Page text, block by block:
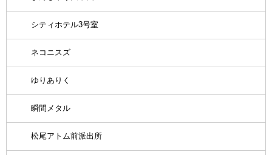
シティホテル3号室
ネコニスズ
ゆりありく
瞬間メタル
松尾アトム前派出所